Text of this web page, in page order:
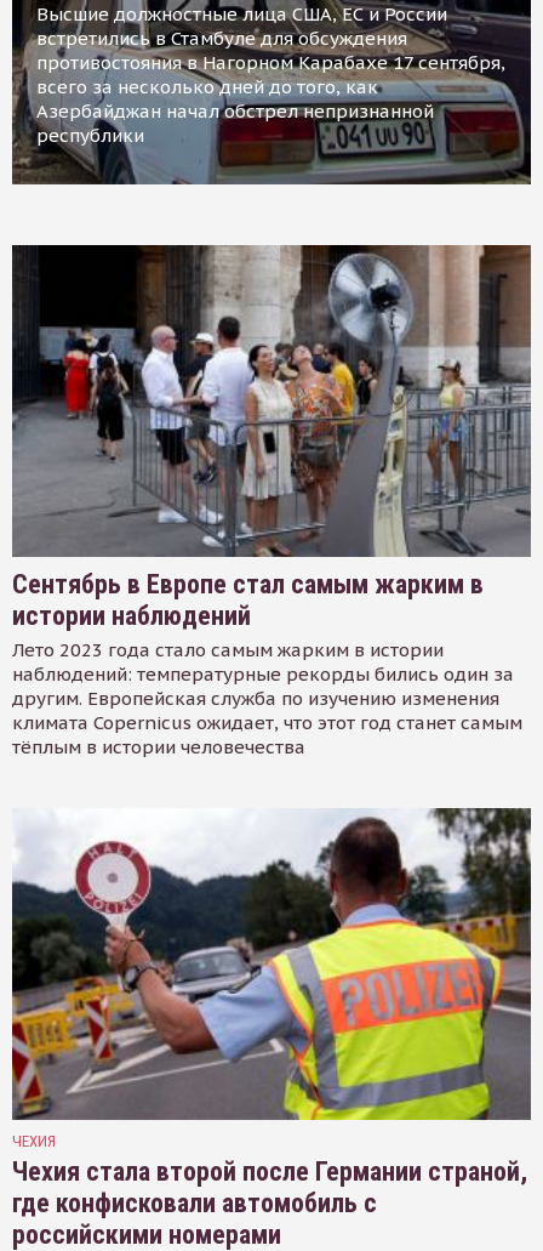
Высшие должностные лица США, ЕС и России
встретились в Стамбуле для обсуждения
противостояния в Нагорном Карабахе 17 сентября,
всего за несколько дней до того, как
Азербайджан начал обстрел непризнанной
республики
Сентябрь в Европе стал самым жарким в
истории наблюдений
Лето 2023 года стало самым жарким в истории
наблюдений: температурные рекорды бились один за
другим. Европейская служба по изучению изменения
климата Copernicus ожидает, что этот год станет самым
тёплым в истории человечества
ЧЕХИЯ
Чехия стала второй после Германии страной,
где конфисковали автомобиль с
российскими номерами